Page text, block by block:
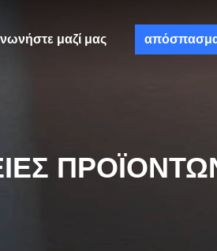
μαζί μας